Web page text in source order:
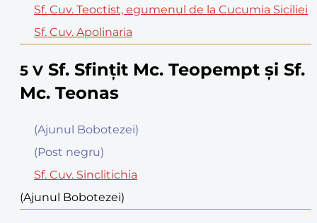
Sf. Cuv. Teoctist, egumenul de la Cucumia Siciliei
Sf. Cuv. Apolinaria
5 V Sf. Sfinţit Mc. Teopempt şi Sf.
Mc. Teonas
(Ajunul Bobotezei)
(Post negru)
Sf. Cuv. Sinclitichia
(Ajunul Bobotezei)